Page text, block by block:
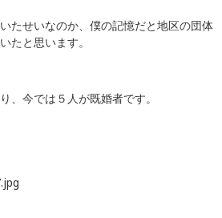
たせいなのか、僕の記憶だと地区の団体
たと思います。
、今では５人が既婚者です。